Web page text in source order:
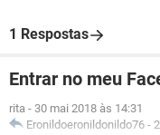
1 Respostas
Entrar no meu
rita - 30 mai 2018 às 14:31
Eronildoeronildonildo76 -